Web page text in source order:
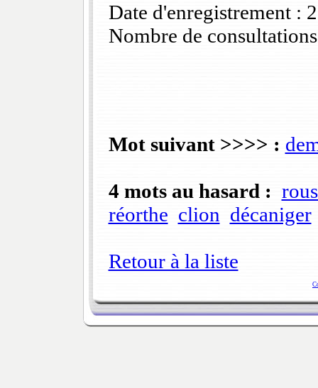
Date d'enregistrement :
Nombre de
Mot suivant >>>> :
4 mots au hasard :
réorthe clion décaniger
Retour à la liste